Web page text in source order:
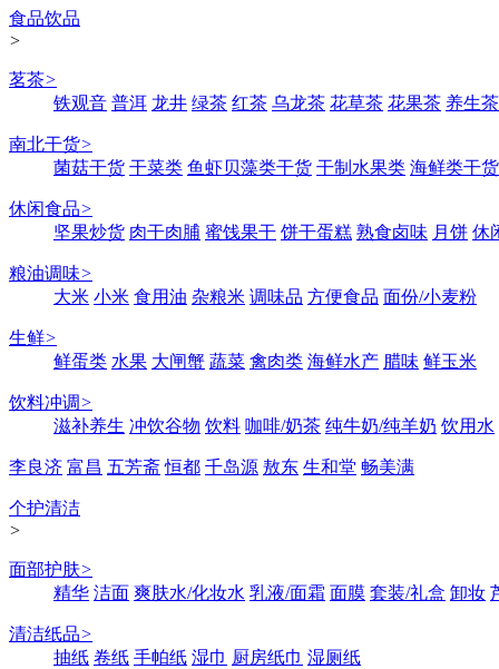
食品饮品
>
茗茶>
铁观音 普洱 龙井 绿茶 红茶 乌龙茶 花草茶 花果茶 养生茶
南北干货>
菌菇干货 干菜类 鱼虾贝藻类干货 干制水果类 海鲜类干货
休闲食品>
坚果炒货 肉干肉脯 蜜饯果干 饼干蛋糕 熟食卤味 月饼 休
粮油调味>
大米 小米 食用油 杂粮米 调味品 方便食品 面份/小麦粉
生鲜>
鲜蛋类 水果 大闸蟹 蔬菜 禽肉类 海鲜水产 腊味 鲜玉米
饮料冲调>
滋补养生 冲饮谷物 饮料 咖啡/奶茶 纯牛奶/纯羊奶 饮用水
李良济 富昌 五芳斋 恒都 千岛源 敖东 生和堂 畅美满
个护清洁
>
面部护肤>
精华 洁面 爽肤水/化妆水 乳液/面霜 面膜 套装/礼盒 卸妆
清洁纸品>
抽纸 卷纸 手帕纸 湿巾 厨房纸巾 湿厕纸